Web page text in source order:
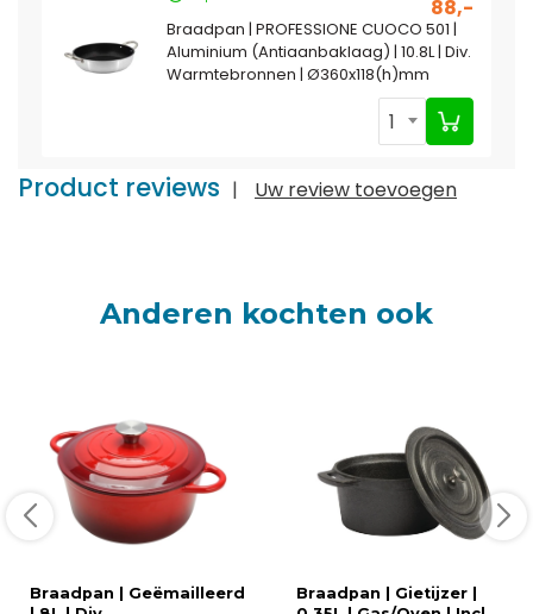
88,-
Braadpan | PROFESSIONE CUOCO 501 |
Aluminium (Antiaanbaklaag) | 10.8L | Div.
Warmtebronnen | Ø360x118(h)mm
1
Product reviews | Uw review toevoegen
Anderen kochten ook
Braadpan | Geëmailleerd
Braadpan | Gietijzer |